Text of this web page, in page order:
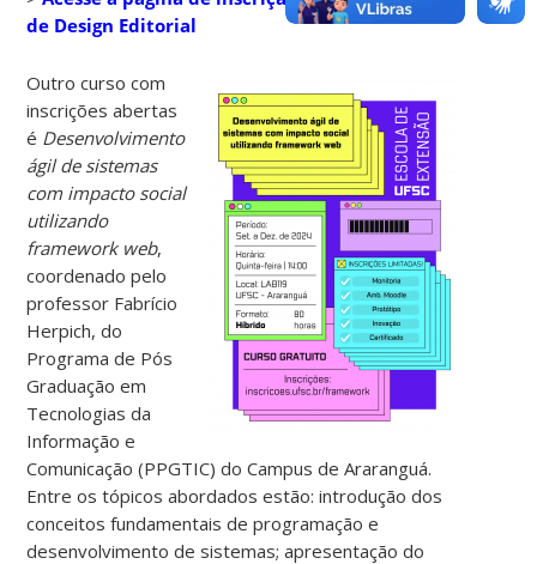
de Design Editorial
Outro curso com
inscrições abertas
é Desenvolvimento
ágil de sistemas
com impacto social
utilizando
framework web,
coordenado pelo
professor Fabrício
Herpich, do
Programa de Pós
Graduação em
Tecnologias da
Informação e
Comunicação (PPGTIC) do Campus de Araranguá.
Entre os tópicos abordados estão: introdução dos
conceitos fundamentais de programação e
desenvolvimento de sistemas; apresentação do